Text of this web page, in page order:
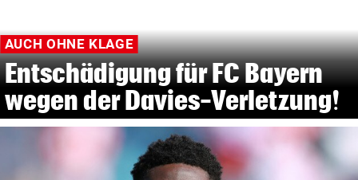
AUCH OHNE KLAGE
Entschädigung für FC Bayern
wegen der Davies-Verletzung!